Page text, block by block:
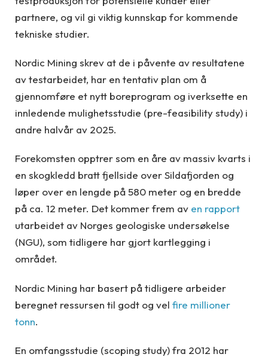
partnere, og vil gi viktig kunnskap for kommende
tekniske studier.
Nordic Mining skrev at de i påvente av resultatene
av testarbeidet, har en tentativ plan om å
gjennomføre et nytt boreprogram og iverksette en
innledende mulighetsstudie (pre-feasibility study) i
andre halvår av 2025.
Forekomsten opptrer som en åre av massiv kvarts i
en skogkledd bratt fjellside over Sildafjorden og
løper over en lengde på 580 meter og en bredde
på ca. 12 meter. Det kommer frem av en rapport
utarbeidet av Norges geologiske undersøkelse
(NGU), som tidligere har gjort kartlegging i
området.
Nordic Mining har basert på tidligere arbeider
beregnet ressursen til godt og vel fire millioner
tonn.
En omfangsstudie (scoping study) fra 2012 har